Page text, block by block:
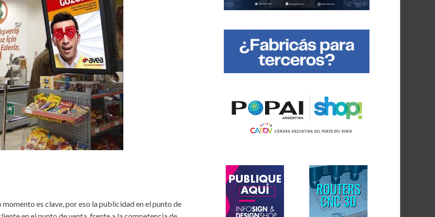
es clave, por eso la publicidad en el punto de